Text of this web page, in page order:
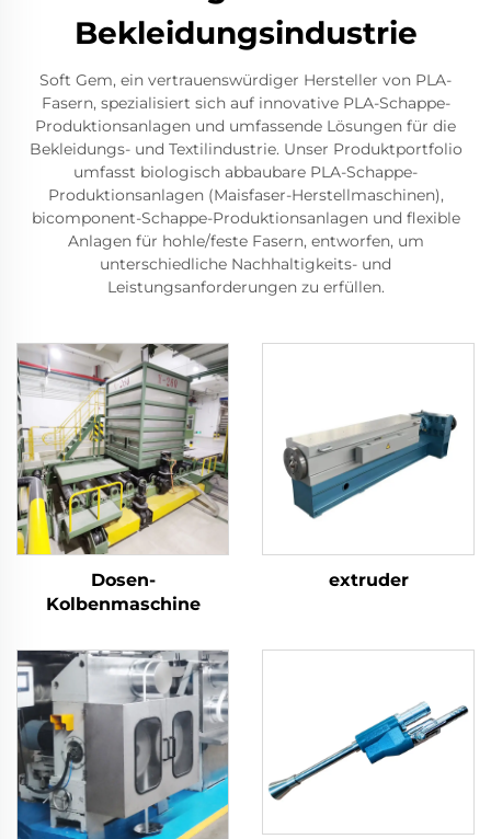
Bekleidungsindustrie
Soft Gem, ein vertrauenswürdiger Hersteller von PLA-
Fasern, spezialisiert sich auf innovative PLA-Schappe-
Produktionsanlagen und umfassende Lösungen für die
Bekleidungs- und Textilindustrie. Unser Produktportfolio
umfasst biologisch abbaubare PLA-Schappe-
Produktionsanlagen (Maisfaser-Herstellmaschinen),
bicomponent-Schappe-Produktionsanlagen und flexible
Anlagen für hohle/feste Fasern, entworfen, um
unterschiedliche Nachhaltigkeits- und
Leistungsanforderungen zu erfüllen.
Dosen-
Kolbenmaschine
extruder